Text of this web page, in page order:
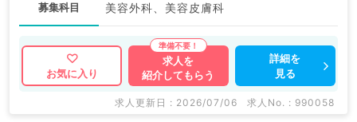
募集科目 美容外科、美容皮膚科
お気に入り
求人を
紹介してもらう
詳細を
見る
求人更新日 : 2026/07/06 求人No. : 990058